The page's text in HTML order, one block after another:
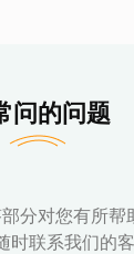
问的问题
分对您有所帮
联系我们的客